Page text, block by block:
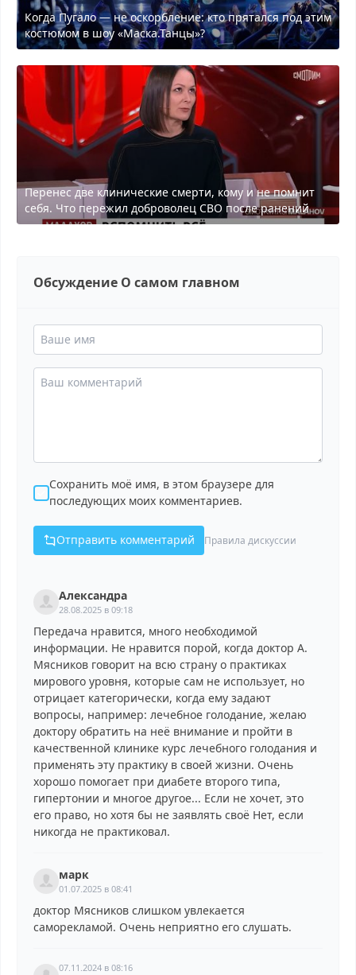
Когда Пугало — не оскорбление: кто прятался под этим
костюмом в шоу «Маска.Танцы»?
Перенес две клинические смерти, кому и не помнит
себя. Что пережил доброволец СВО после ранений
Обсуждение О самом главном
Сохранить моё имя, в этом браузере для
последующих моих комментариев.
Отправить комментарий Правила дискуссии
Александра
28.08.2025 в 09:18
Передача нравится, много необходимой
информации. Не нравится порой, когда доктор А.
Мясников говорит на всю страну о практиках
мирового уровня, которые сам не использует, но
отрицает категорически, когда ему задают
вопросы, например: лечебное голодание, желаю
доктору обратить на неё внимание и пройти в
качественной клинике курс лечебного голодания и
применять эту практику в своей жизни. Очень
хорошо помогает при диабете второго типа,
гипертонии и многое другое... Если не хочет, это
его право, но хотя бы не заявлять своё Нет, если
никогда не практиковал.
марк
01.07.2025 в 08:41
доктор Мясников слишком увлекается
саморекламой. Очень неприятно его слушать.
07.11.2024 в 08:16